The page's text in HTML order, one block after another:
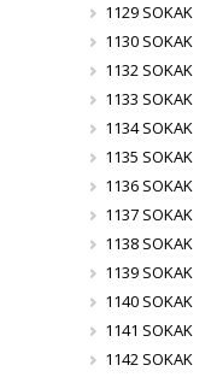
1129 SOKAK
1130 SOKAK
1132 SOKAK
1133 SOKAK
1134 SOKAK
1135 SOKAK
1136 SOKAK
1137 SOKAK
1138 SOKAK
1139 SOKAK
1140 SOKAK
1141 SOKAK
1142 SOKAK